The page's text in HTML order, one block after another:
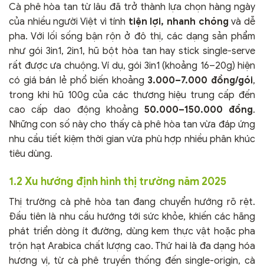
Cà phê hòa tan từ lâu đã trở thành lựa chọn hàng ngày
của nhiều người Việt vì tính tiện lợi, nhanh chóng và dễ
pha. Với lối sống bận rộn ở đô thị, các dạng sản phẩm
như gói 3in1, 2in1, hũ bột hòa tan hay stick single-serve
rất được ưa chuộng. Ví dụ, gói 3in1 (khoảng 16–20g) hiện
có giá bán lẻ phổ biến khoảng 3.000–7.000 đồng/gói,
trong khi hũ 100g của các thương hiệu trung cấp đến
cao cấp dao động khoảng 50.000–150.000 đồng.
Những con số này cho thấy cà phê hòa tan vừa đáp ứng
nhu cầu tiết kiệm thời gian vừa phù hợp nhiều phân khúc
tiêu dùng.
1.2 Xu hướng định hình thị trường năm 2025
Thị trường cà phê hòa tan đang chuyển hướng rõ rệt.
Đầu tiên là nhu cầu hướng tới sức khỏe, khiến các hãng
phát triển dòng ít đường, dùng kem thực vật hoặc pha
trộn hạt Arabica chất lượng cao. Thứ hai là đa dạng hóa
hương vị, từ cà phê truyền thống đến single-origin, cà